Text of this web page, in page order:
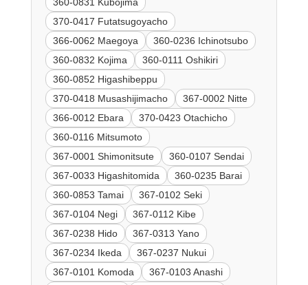
360-0831 Kubojima
370-0417 Futatsugoyacho
366-0062 Maegoya
360-0236 Ichinotsubo
360-0832 Kojima
360-0111 Oshikiri
360-0852 Higashibeppu
370-0418 Musashijimacho
367-0002 Nitte
366-0012 Ebara
370-0423 Otachicho
360-0116 Mitsumoto
367-0001 Shimonitsute
360-0107 Sendai
367-0033 Higashitomida
360-0235 Barai
360-0853 Tamai
367-0102 Seki
367-0104 Negi
367-0112 Kibe
367-0238 Hido
367-0313 Yano
367-0234 Ikeda
367-0237 Nukui
367-0101 Komoda
367-0103 Anashi